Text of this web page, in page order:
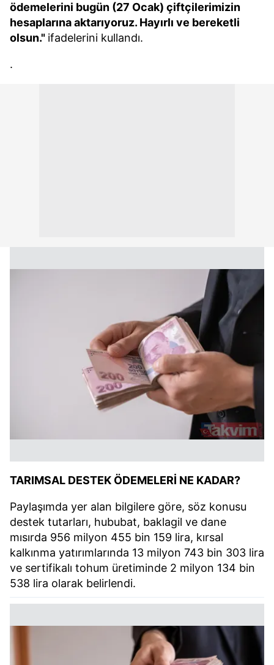
ödemelerini bugün (27 Ocak) çiftçilerimizin
hesaplarına aktarıyoruz. Hayırlı ve bereketli
olsun." ifadelerini kullandı.
.
TARIMSAL DESTEK ÖDEMELERİ NE KADAR?
Paylaşımda yer alan bilgilere göre, söz konusu
destek tutarları, hububat, baklagil ve dane
mısırda 956 milyon 455 bin 159 lira, kırsal
kalkınma yatırımlarında 13 milyon 743 bin 303 lira
ve sertifikalı tohum üretiminde 2 milyon 134 bin
538 lira olarak belirlendi.